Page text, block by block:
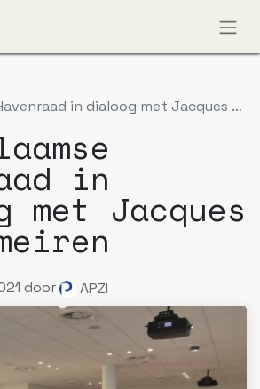
in dialoog met Jacques Vandermeiren
in
met Jacques
door APZI